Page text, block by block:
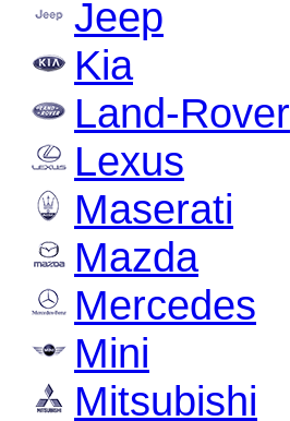
Jeep
Kia
Land-Rover
Lexus
Maserati
Mazda
Mercedes
Mini
Mitsubishi